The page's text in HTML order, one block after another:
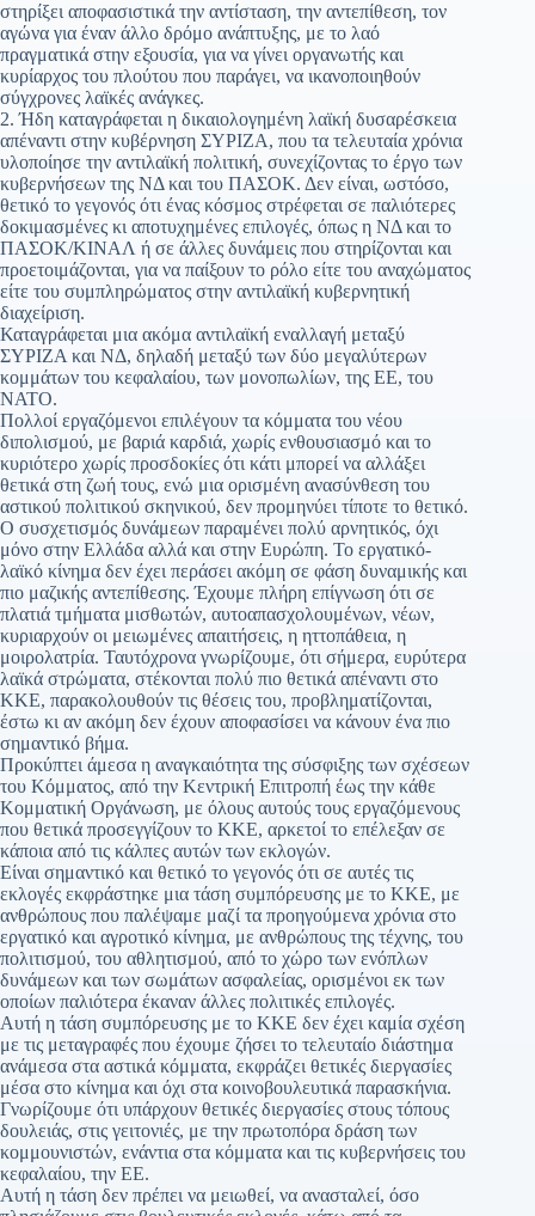
στηρίξει αποφασιστικά την αντίσταση, την αντεπίθεση, τον
αγώνα για έναν άλλο δρόμο ανάπτυξης, με το λαό
πραγματικά στην εξουσία, για να γίνει οργανωτής και
κυρίαρχος του πλούτου που παράγει, να ικανοποιηθούν
σύγχρονες λαϊκές ανάγκες.
2. Ήδη καταγράφεται η δικαιολογημένη λαϊκή δυσαρέσκεια
απέναντι στην κυβέρνηση ΣΥΡΙΖΑ, που τα τελευταία χρόνια
υλοποίησε την αντιλαϊκή πολιτική, συνεχίζοντας το έργο των
κυβερνήσεων της ΝΔ και του ΠΑΣΟΚ. Δεν είναι, ωστόσο,
θετικό το γεγονός ότι ένας κόσμος στρέφεται σε παλιότερες
δοκιμασμένες κι αποτυχημένες επιλογές, όπως η ΝΔ και το
ΠΑΣΟΚ/ΚΙΝΑΛ ή σε άλλες δυνάμεις που στηρίζονται και
προετοιμάζονται, για να παίξουν το ρόλο είτε του αναχώματος
είτε του συμπληρώματος στην αντιλαϊκή κυβερνητική
διαχείριση.
Καταγράφεται μια ακόμα αντιλαϊκή εναλλαγή μεταξύ
ΣΥΡΙΖΑ και ΝΔ, δηλαδή μεταξύ των δύο μεγαλύτερων
κομμάτων του κεφαλαίου, των μονοπωλίων, της ΕΕ, του
ΝΑΤΟ.
Πολλοί εργαζόμενοι επιλέγουν τα κόμματα του νέου
διπολισμού, με βαριά καρδιά, χωρίς ενθουσιασμό και το
κυριότερο χωρίς προσδοκίες ότι κάτι μπορεί να αλλάξει
θετικά στη ζωή τους, ενώ μια ορισμένη ανασύνθεση του
αστικού πολιτικού σκηνικού, δεν προμηνύει τίποτε το θετικό.
Ο συσχετισμός δυνάμεων παραμένει πολύ αρνητικός, όχι
μόνο στην Ελλάδα αλλά και στην Ευρώπη. Το εργατικό-
λαϊκό κίνημα δεν έχει περάσει ακόμη σε φάση δυναμικής και
πιο μαζικής αντεπίθεσης. Έχουμε πλήρη επίγνωση ότι σε
πλατιά τμήματα μισθωτών, αυτοαπασχολουμένων, νέων,
κυριαρχούν οι μειωμένες απαιτήσεις, η ηττοπάθεια, η
μοιρολατρία. Ταυτόχρονα γνωρίζουμε, ότι σήμερα, ευρύτερα
λαϊκά στρώματα, στέκονται πολύ πιο θετικά απέναντι στο
ΚΚΕ, παρακολουθούν τις θέσεις του, προβληματίζονται,
έστω κι αν ακόμη δεν έχουν αποφασίσει να κάνουν ένα πιο
σημαντικό βήμα.
Προκύπτει άμεσα η αναγκαιότητα της σύσφιξης των σχέσεων
του Κόμματος, από την Κεντρική Επιτροπή έως την κάθε
Κομματική Οργάνωση, με όλους αυτούς τους εργαζόμενους
που θετικά προσεγγίζουν το ΚΚΕ, αρκετοί το επέλεξαν σε
κάποια από τις κάλπες αυτών των εκλογών.
Είναι σημαντικό και θετικό το γεγονός ότι σε αυτές τις
εκλογές εκφράστηκε μια τάση συμπόρευσης με το ΚΚΕ, με
ανθρώπους που παλέψαμε μαζί τα προηγούμενα χρόνια στο
εργατικό και αγροτικό κίνημα, με ανθρώπους της τέχνης, του
πολιτισμού, του αθλητισμού, από το χώρο των ενόπλων
δυνάμεων και των σωμάτων ασφαλείας, ορισμένοι εκ των
οποίων παλιότερα έκαναν άλλες πολιτικές επιλογές.
Αυτή η τάση συμπόρευσης με το ΚΚΕ δεν έχει καμία σχέση
με τις μεταγραφές που έχουμε ζήσει το τελευταίο διάστημα
ανάμεσα στα αστικά κόμματα, εκφράζει θετικές διεργασίες
μέσα στο κίνημα και όχι στα κοινοβουλευτικά παρασκήνια.
Γνωρίζουμε ότι υπάρχουν θετικές διεργασίες στους τόπους
δουλειάς, στις γειτονιές, με την πρωτοπόρα δράση των
κομμουνιστών, ενάντια στα κόμματα και τις κυβερνήσεις του
κεφαλαίου, την ΕΕ.
Αυτή η τάση δεν πρέπει να μειωθεί, να ανασταλεί, όσο